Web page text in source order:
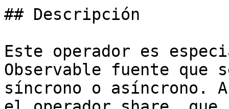
## Descripción
Este operador es
Observable fuente
síncrono o asíncrono.